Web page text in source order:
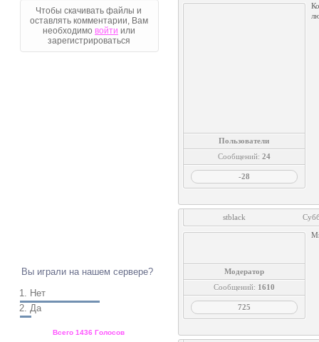
Пользователи
Сообщений: 24
-28
stblack
Модератор
Сообщений: 1610
725
Чтобы скачивать файлы и
оставлять комментарии, Вам
необходимо войти или
зарегистрироваться
Вы играли на нашем сервере?
1. Нет
2. Да
Всего 1436 Голосов